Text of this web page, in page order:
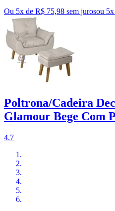
Ou 5x de R$ 75,98 sem jurosou 5x
Poltrona/Cadeira
Glamour Bege Com
4.7